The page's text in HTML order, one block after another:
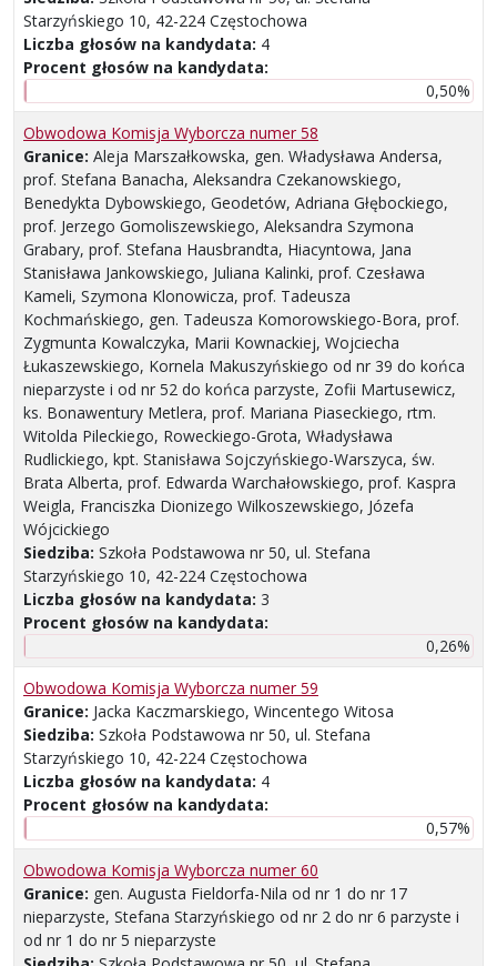
Starzyńskiego 10, 42-224 Częstochowa
Liczba głosów na kandydata: 4
Procent głosów na kandydata:
0,50%
Obwodowa Komisja Wyborcza numer 58
Granice: Aleja Marszałkowska, gen. Władysława Andersa,
prof. Stefana Banacha, Aleksandra Czekanowskiego,
Benedykta Dybowskiego, Geodetów, Adriana Głębockiego,
prof. Jerzego Gomoliszewskiego, Aleksandra Szymona
Grabary, prof. Stefana Hausbrandta, Hiacyntowa, Jana
Stanisława Jankowskiego, Juliana Kalinki, prof. Czesława
Kameli, Szymona Klonowicza, prof. Tadeusza
Kochmańskiego, gen. Tadeusza Komorowskiego-Bora, prof.
Zygmunta Kowalczyka, Marii Kownackiej, Wojciecha
Łukaszewskiego, Kornela Makuszyńskiego od nr 39 do końca
nieparzyste i od nr 52 do końca parzyste, Zofii Martusewicz,
ks. Bonawentury Metlera, prof. Mariana Piaseckiego, rtm.
Witolda Pileckiego, Roweckiego-Grota, Władysława
Rudlickiego, kpt. Stanisława Sojczyńskiego-Warszyca, św.
Brata Alberta, prof. Edwarda Warchałowskiego, prof. Kaspra
Weigla, Franciszka Dionizego Wilkoszewskiego, Józefa
Wójcickiego
Siedziba: Szkoła Podstawowa nr 50, ul. Stefana
Starzyńskiego 10, 42-224 Częstochowa
Liczba głosów na kandydata: 3
Procent głosów na kandydata:
0,26%
Obwodowa Komisja Wyborcza numer 59
Granice: Jacka Kaczmarskiego, Wincentego Witosa
Siedziba: Szkoła Podstawowa nr 50, ul. Stefana
Starzyńskiego 10, 42-224 Częstochowa
Liczba głosów na kandydata: 4
Procent głosów na kandydata:
0,57%
Obwodowa Komisja Wyborcza numer 60
Granice: gen. Augusta Fieldorfa-Nila od nr 1 do nr 17
nieparzyste, Stefana Starzyńskiego od nr 2 do nr 6 parzyste i
od nr 1 do nr 5 nieparzyste